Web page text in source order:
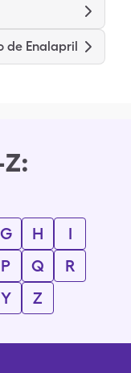
de Enalapril
G H
I
P Q
R
Y Z